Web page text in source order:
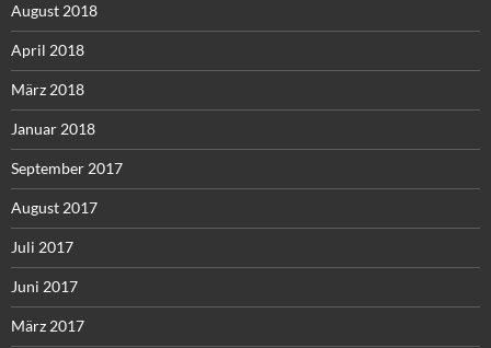
August 2018
April 2018
März 2018
Januar 2018
September 2017
August 2017
Juli 2017
Juni 2017
März 2017